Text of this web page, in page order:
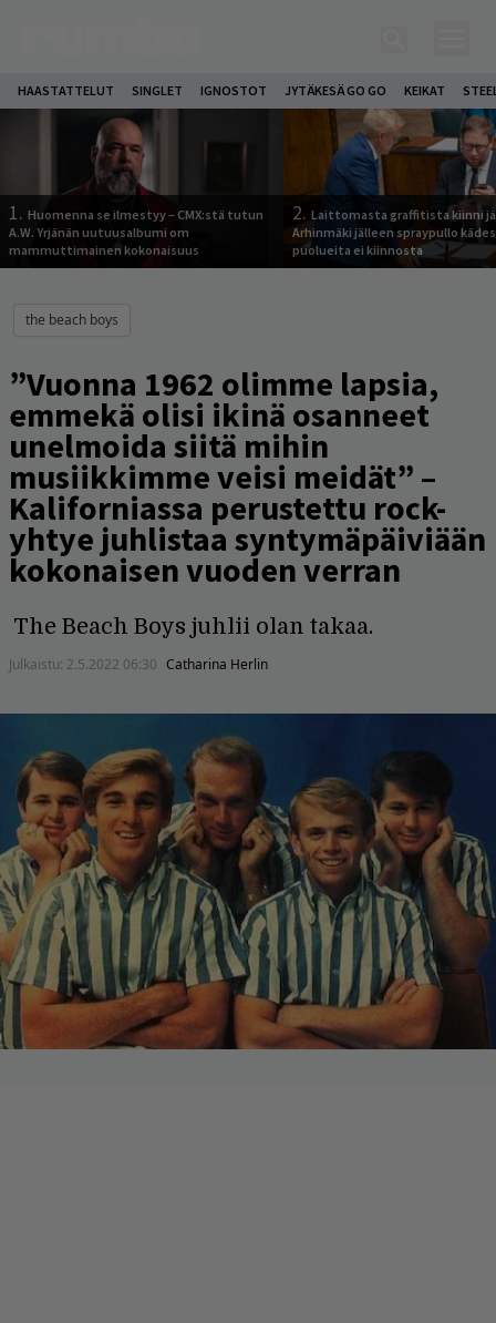
HAASTATTELUT SINGLET IGNOSTOT JYTÄKESÄ GO GO KEIKAT
1. Huomenna se ilmestyy – CMX:stä tutun
A.W. Yrjänän uutuusalbumi om
mammuttimainen kokonaisuus
2. Laittomasta graffitista kiinni
Arhinmäki jälleen spraypullo
puolueita ei kiinnosta
the beach boys
”Vuonna 1962 olimme lapsia,
emmekä olisi ikinä osanneet
unelmoida siitä mihin
musiikkimme veisi meidät” –
Kaliforniassa perustettu rock-
yhtye juhlistaa syntymäpäiviään
kokonaisen vuoden verran
The Beach Boys juhlii olan takaa.
Julkaistu: 2.5.2022 06:30 Catharina Herlin